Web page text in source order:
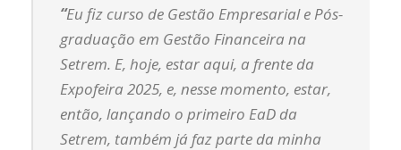
“Eu fiz curso de Gestão Empresarial e Pós-
graduação em Gestão Financeira na
Setrem. E, hoje, estar aqui, a frente da
Expofeira 2025, e, nesse momento, estar,
então, lançando o primeiro EaD da
Setrem, também já faz parte da minha